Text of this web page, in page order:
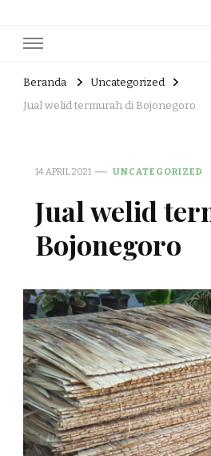
Beranda
Uncategorized
Jual welid termurah di Bojonegoro
14 APRIL 2021 UNCATEGORIZED
Jual welid
Bojonegoro